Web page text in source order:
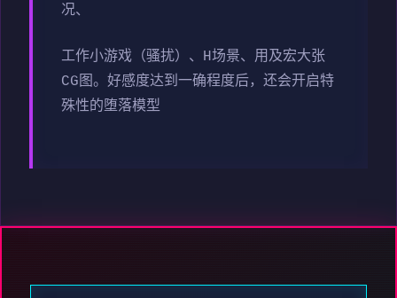
况、
工作小游戏（骚扰）、H场景、用及宏大张
CG图。好感度达到一确程度后，还会开启特
殊性的堕落模型